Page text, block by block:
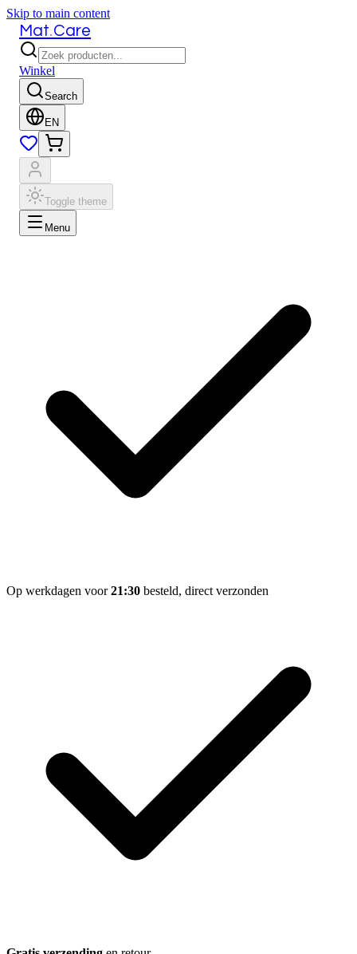
Skip to main content
Mat.Care
Winkel
Search
EN
Toggle theme
Menu
Op werkdagen voor21:30 besteld, direct verzonden